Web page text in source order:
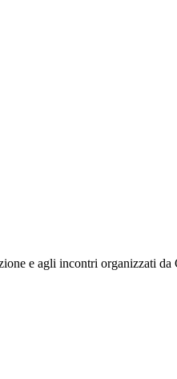
e agli incontri organizzati da